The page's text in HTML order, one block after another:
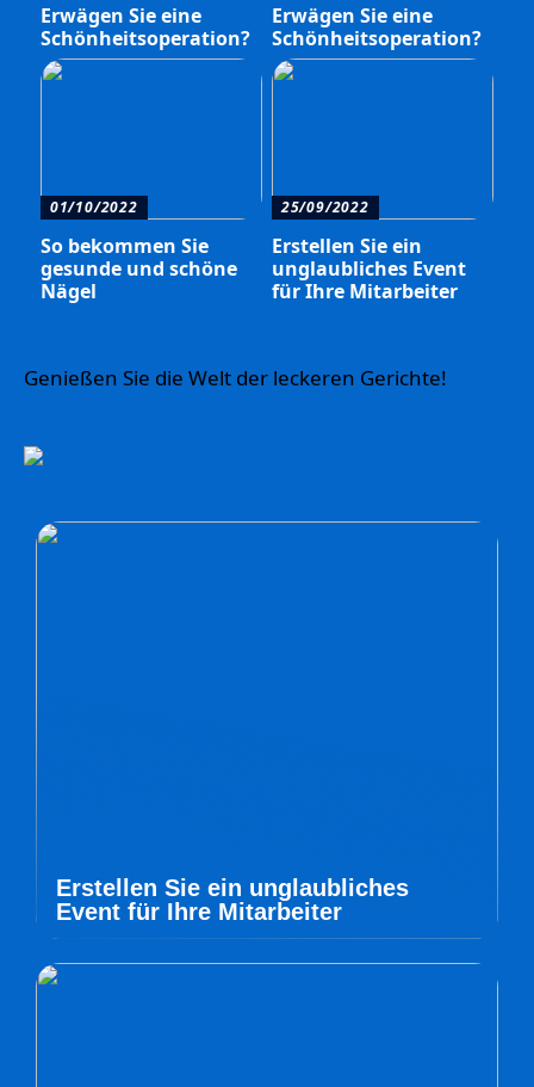
Erwägen Sie eine
Schönheitsoperation?
Erwägen Sie eine
Schönheitsoperation?
01/10/2022
So bekommen Sie
gesunde und schöne
Nägel
25/09/2022
Erstellen Sie ein
unglaubliches Event
für Ihre Mitarbeiter
Genießen Sie die Welt der leckeren Gerichte!
Erstellen Sie ein unglaubliches
Event für Ihre Mitarbeiter